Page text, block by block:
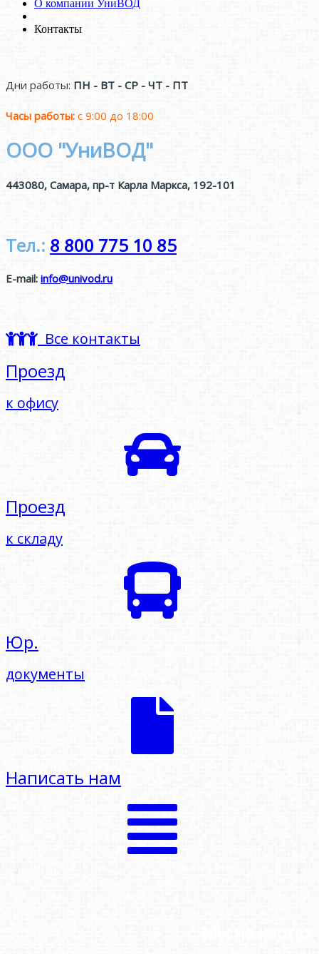
О компании УниВОД
Контакты
Дни работы: ПН - ВТ - СР - ЧТ - ПТ
Часы работы: с 9:00 до 18:00
ООО "УниВОД"
443080, Самара, пр-т Карла Маркса, 192-101
Тел.: 8 800 775 10 85
E-mail: info@univod.ru
Все контакты
Проезд
к офису
Проезд
к складу
Юр.
документы
Написать нам